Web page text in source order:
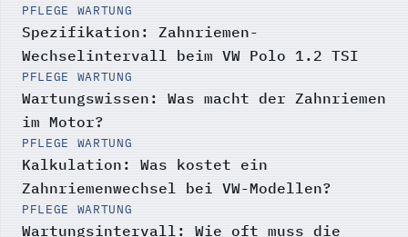
PFLEGE WARTUNG
Spezifikation: Zahnriemen-
Wechselintervall beim VW Polo 1.2 TSI
PFLEGE WARTUNG
Wartungswissen: Was macht der Zahnriemen
im Motor?
PFLEGE WARTUNG
Kalkulation: Was kostet ein
Zahnriemenwechsel bei VW-Modellen?
PFLEGE WARTUNG
Wartungsintervall: Wie oft muss die